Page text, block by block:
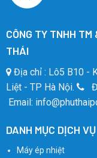
CÔNG TY TNHH
THÁI
Địa chỉ : Lô5 B10 -
Liệt - TP Hà Nội.
Email:
DANH MỤC DỊCH VỤ
Máy ép nhiệt